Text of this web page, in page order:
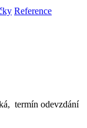
Reference
termín odevzdání